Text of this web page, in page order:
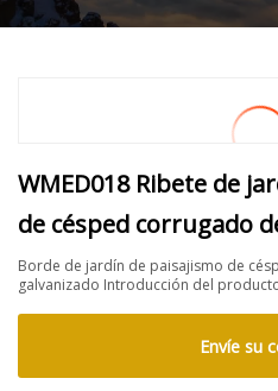
WMED018 Ribete de
de césped corrugado
Borde de jardín de paisajismo de
galvanizado Introducción del
Envíe su